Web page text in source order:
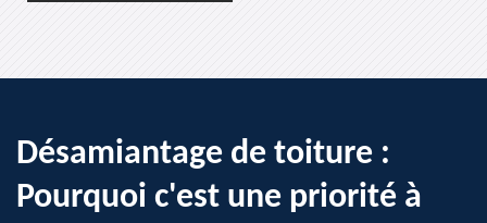
Désamiantage de toiture :
Pourquoi c'est une priorité à